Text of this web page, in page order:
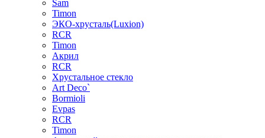
Sam
Timon
ЭКО-хрусталь(Luxion)
RCR
Timon
Акрил
RCR
Хрустальное стекло
Art Deco`
Bormioli
Evpas
RCR
Timon